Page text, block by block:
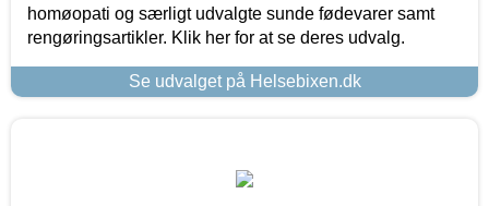
homøopati og særligt udvalgte sunde fødevarer samt
rengøringsartikler. Klik her for at se deres udvalg.
Se udvalget på Helsebixen.dk